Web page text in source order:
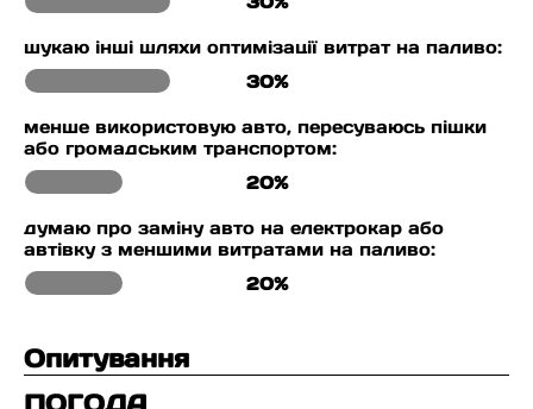
шукаю інші шляхи оптимізації витрат на паливо:
30%
менше використовую авто, пересуваюсь пішки
або громадським транспортом:
20%
думаю про заміну авто на електрокар або
автівку з меншими витратами на паливо:
20%
Опитування